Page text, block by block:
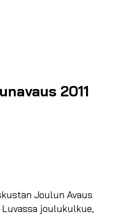
2011
Joulun Avaus
Luvassa joulukulkue,